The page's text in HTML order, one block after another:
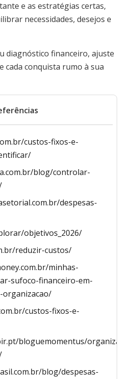
e as estratégias certas,
necessidades, desejos e
diagnóstico financeiro, ajuste
cada conquista rumo à sua
custos-fixos-e-
blog/controlar-
despesas-
objetivos_2026/
reduzir-custos/
minhas-
sufoco-financeiro-em-
organizacao/
custos-fixos-e-
bloguemomentus/
blog/despesas-